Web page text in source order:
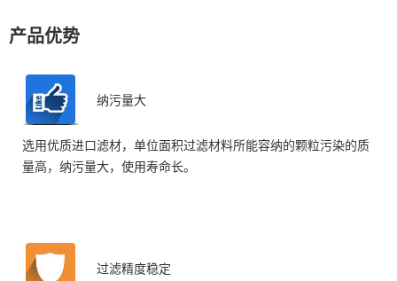
产品优势
纳污量大
选用优质进口滤材，单位面积过滤材料所能容纳的颗粒污染的质
量高，纳污量大，使用寿命长。
过滤精度稳定